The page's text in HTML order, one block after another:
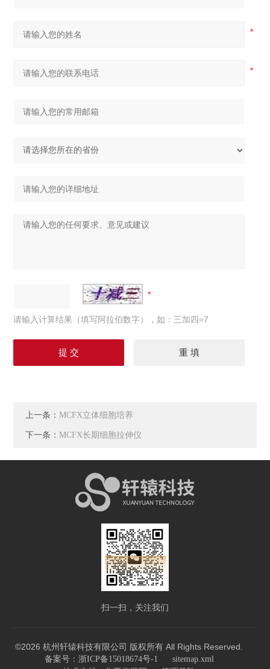
请输入计算结果（填写阿拉伯数字），如：三加四=7
上一条： MCFX立体细胞培养
下一条： MCFX长期细胞拉伸仪
扫一扫，关注我们
©2026 杭州轩辕科技有限公司 版权所有 All Rights Reserved.
备案号：浙ICP备15018674号-1 sitemap.xml